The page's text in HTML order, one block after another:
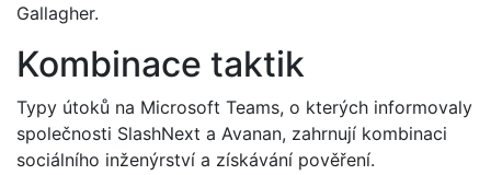
Gallagher.
Kombinace taktik
Typy útoků na Microsoft Teams, o kterých informovaly
společnosti SlashNext a Avanan, zahrnují kombinaci
sociálního inženýrství a získávání pověření.